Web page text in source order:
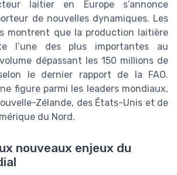
laitier en Europe s’annonce
de nouvelles dynamiques. Les
montrent que la production laitière
l’une des plus importantes au
dépassant les 150 millions de
le dernier rapport de la FAO.
figure parmi les leaders mondiaux,
Zélande, des États-Unis et de
du Nord.
nouveaux enjeux du